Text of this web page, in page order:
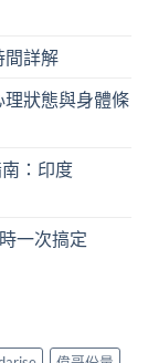
間詳解
狀態與身體條
：印度
一次搞定